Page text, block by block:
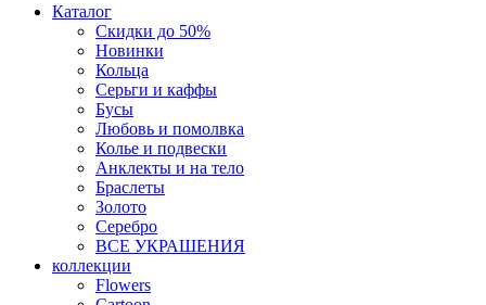
Каталог
Скидки до 50%
Новинки
Кольца
Серьги и каффы
Бусы
Любовь и помолвка
Колье и подвески
Анклекты и на тело
Браслеты
Золото
Серебро
ВСЕ УКРАШЕНИЯ
коллекции
Flowers